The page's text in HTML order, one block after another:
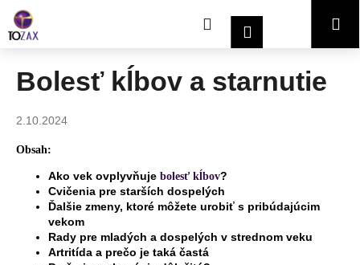
obsah
HľadaťPrihlásenieNákupný
košík
Bolesť kĺbov a starnutie
2.10.2024
Obsah:
Ako vek ovplyvňuje bolesť kĺbov?
Cvičenia pre starších dospelých
Ďalšie zmeny, ktoré môžete urobiť s pribúdajúcim
vekom
Rady pre mladých a dospelých v strednom veku
Artritída a prečo je taká častá
o
Č
p
o